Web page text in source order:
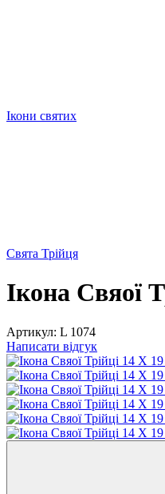
Ікони святих
Свята Трійця
Ікона Свяої
Артикул: L 1074
Написати відгук